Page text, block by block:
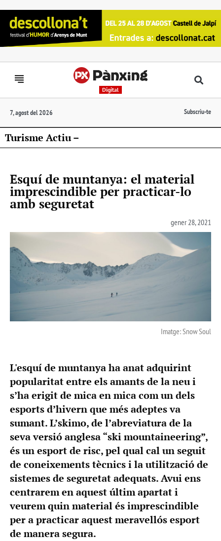
Digital
7, agost del 2026 Subscriu-te
Turisme Actiu –
Esquí de muntanya: el material
imprescindible per practicar-lo
amb seguretat
gener 28, 2021
Imatge: Snow Soul
L'esquí de muntanya ha anat adquirint
popularitat entre els amants de la neu i
s’ha erigit de mica en mica com un dels
esports d’hivern que més adeptes va
sumant. L’skimo, de l’abreviatura de la
seva versió anglesa “ski mountaineering”,
és un esport de risc, pel qual cal un seguit
de coneixements tècnics i la utilització de
sistemes de seguretat adequats. Avui ens
centrarem en aquest últim apartat i
veurem quin material és imprescindible
per a practicar aquest meravellós esport
de manera segura.